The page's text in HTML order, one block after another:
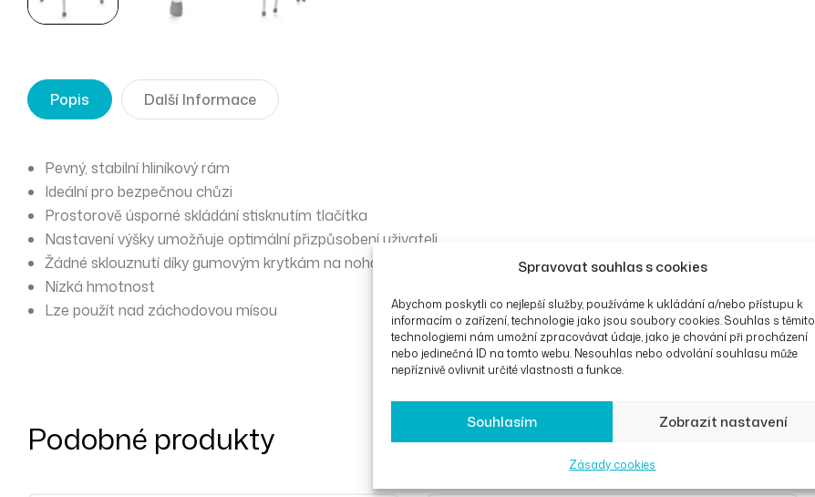
Spravovat souhlas s cookies
Abychom poskytli co nejlepší služby, používáme k ukládání a/nebo přístupu k
informacím o zařízení, technologie jako jsou soubory cookies. Souhlas s těmito
technologiemi nám umožní zpracovávat údaje, jako je chování při procházení
nebo jedinečná ID na tomto webu. Nesouhlas nebo odvolání souhlasu může
nepříznivě ovlivnit určité vlastnosti a funkce.
Souhlasím Zobrazit nastavení
Zásady cookies
Popis Další Informace
Pevný, stabilní hliníkový rám
Ideální pro bezpečnou chůzi
Prostorově úsporné skládání stisknutím tlačítka
Nastavení výšky umožňuje optimální přizpůsobení uživateli
Žádné sklouznutí díky gumovým krytkám na nohách
Nízká hmotnost
Lze použít nad záchodovou mísou
Podobné produkty